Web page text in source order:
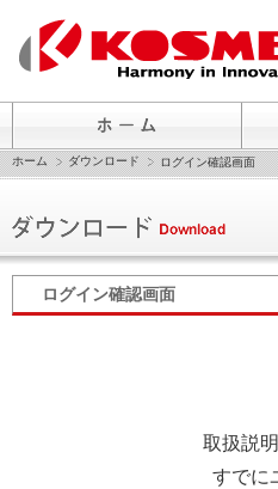
ホーム ダウンロード ログイン確認画面
ログイン確認画面
取扱説
すでに